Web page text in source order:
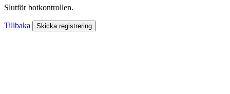
Slutför botkontrollen.
Tillbaka Skicka registrering